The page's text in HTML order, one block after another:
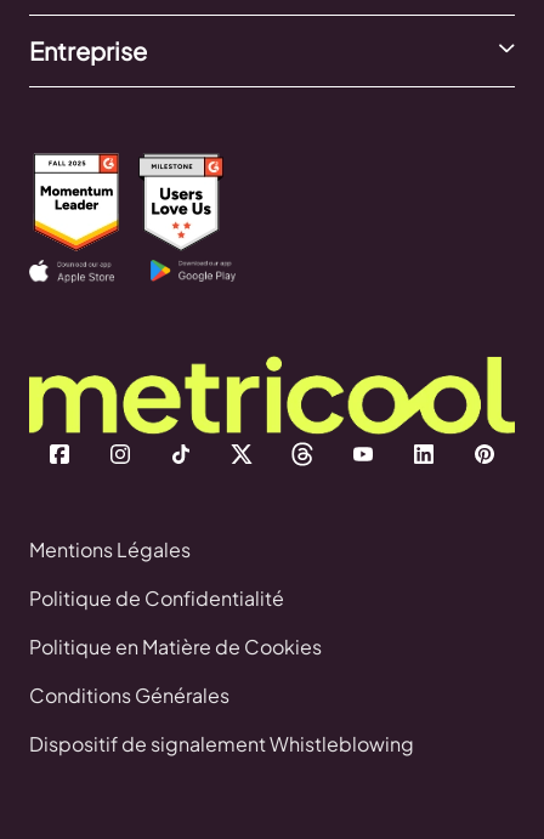
Entreprise
Mentions Légales
Politique de Confidentialité
Politique en Matière de Cookies
Conditions Générales
Dispositif de signalement Whistleblowing